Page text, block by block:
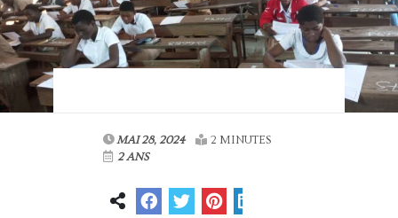
MAI 28, 2024
2 MINUTES
2 ANS